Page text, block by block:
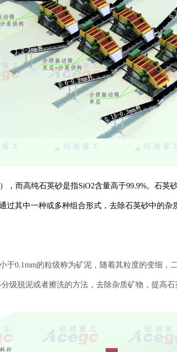
而高纯石英砂是指SiO2含量高于99.9%。石英
过其中一种或多种组合形式，去除石英砂中的杂
0.1mm的粒级称为矿泥，随着其粒度的变细，
级脱泥或者擦洗的方法，去除杂质矿物，提高石